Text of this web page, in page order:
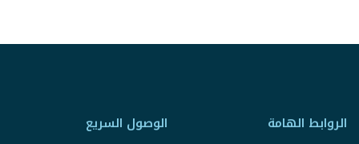
الروابط الهامة الوصول السريع